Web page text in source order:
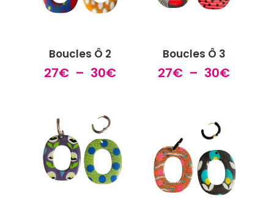
Boucles Ô 2
27€ – 30€Plage
30€
Boucles Ô 3
27€ – 30€Plage
30€